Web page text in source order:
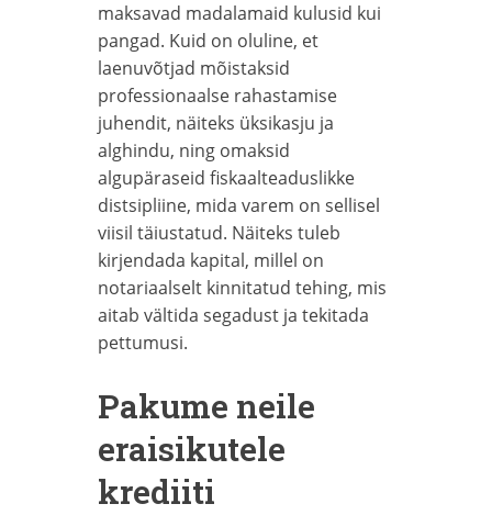
maksavad madalamaid kulusid kui
pangad. Kuid on oluline, et
laenuvõtjad mõistaksid
professionaalse rahastamise
juhendit, näiteks üksikasju ja
alghindu, ning omaksid
algupäraseid fiskaalteaduslikke
distsipliine, mida varem on sellisel
viisil täiustatud. Näiteks tuleb
kirjendada kapital, millel on
notariaalselt kinnitatud tehing, mis
aitab vältida segadust ja tekitada
pettumusi.
Pakume neile
eraisikutele
krediiti